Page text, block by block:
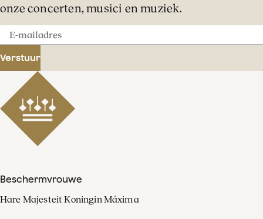
onze concerten, musici en muziek.
E-
mailadres
Verstuur
Beschermvrouwe
Hare Majesteit Koningin Máxima